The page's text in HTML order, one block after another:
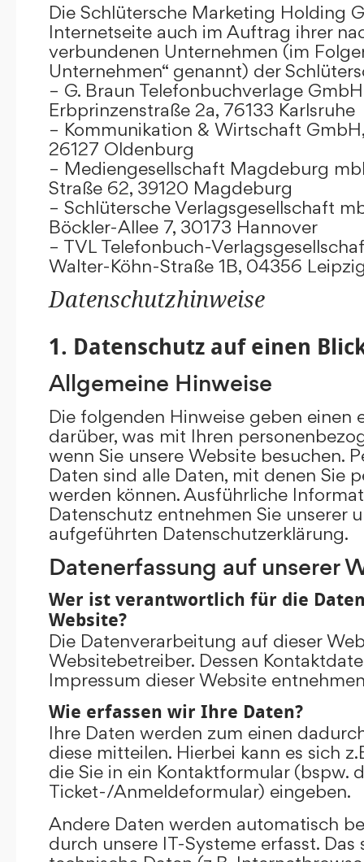
Die Schlütersche Marketing Holding
Internetseite auch im Auftrag ihrer
verbundenen Unternehmen (im
Unternehmen“ genannt) der
– G. Braun Telefonbuchverlage GmbH
Erbprinzenstraße 2a, 76133 Karlsruhe
– Kommunikation & Wirtschaft
26127 Oldenburg
– Mediengesellschaft Magdeburg
Straße 62, 39120 Magdeburg
– Schlütersche Verlagsgesellschaft
Böckler-Allee 7, 30173 Hannover
– TVL Telefonbuch-
Walter-Köhn-Straße 1B, 04356
Datenschutzhinweise
1. Datenschutz auf einen
Allgemeine Hinweise
Die folgenden Hinweise geben einen
darüber, was mit Ihren
wenn Sie unsere Website besuchen.
Daten sind alle Daten, mit denen Sie
werden können. Ausführliche
Datenschutz entnehmen Sie unserer
aufgeführten Datenschutzerklärung.
Datenerfassung auf unserer
Wer ist verantwortlich für die
Website?
Die Datenverarbeitung auf dieser
Websitebetreiber. Dessen
Impressum dieser Website
Wie erfassen wir Ihre Daten?
Ihre Daten werden zum einen
diese mitteilen. Hierbei kann es sich
die Sie in ein Kontaktformular (bspw.
Ticket-/Anmeldeformular) eingeben.
Andere Daten werden automatisch
durch unsere IT-Systeme erfasst. Das